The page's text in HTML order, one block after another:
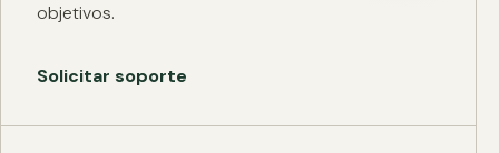
objetivos.
Solicitar soporte